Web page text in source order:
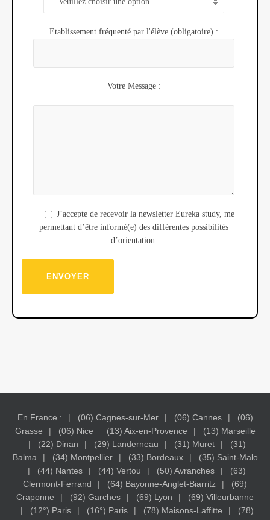
Etablissement fréquenté par l'élève (obligatoire) :
Votre Message :
J’accepte de recevoir la newsletter Eureka study, me
permettant d’être informé(e) des différentes possibilités
d’orientation.
En France : (06) Cagnes-sur-Mer (06) Cannes
(06)
Grasse
(06) Nice (13) Aix-en-Provence
(13) Marseille
(22) Dinan
(29) Landerneau (31) Muret
(31)
Balma
(34) Montpellier (33) Bordeaux
(35) Saint-Malo
(44) Nantes
(44) Vertou (50) Avranches
(63)
Clermont-Ferrand
(64) Bayonne-Anglet-Biarritz
(69)
Craponne
(92) Garches (69) Lyon
(69) Villeurbanne
(12°) Paris
(16°) Paris (78) Maisons-Laffitte
(78)